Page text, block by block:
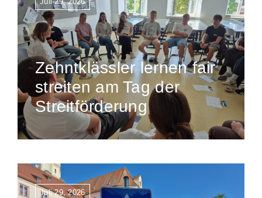
Zehntklässler lernen fair
streiten am Tag der
Streitförderung
Juli 29, 2026